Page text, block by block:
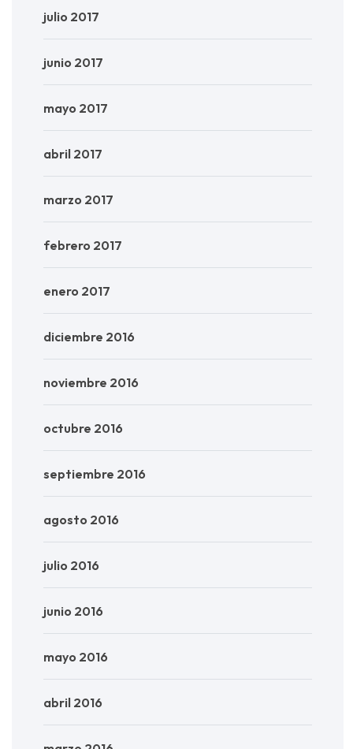
julio 2017
junio 2017
mayo 2017
abril 2017
marzo 2017
febrero 2017
enero 2017
diciembre 2016
noviembre 2016
octubre 2016
septiembre 2016
agosto 2016
julio 2016
junio 2016
mayo 2016
abril 2016